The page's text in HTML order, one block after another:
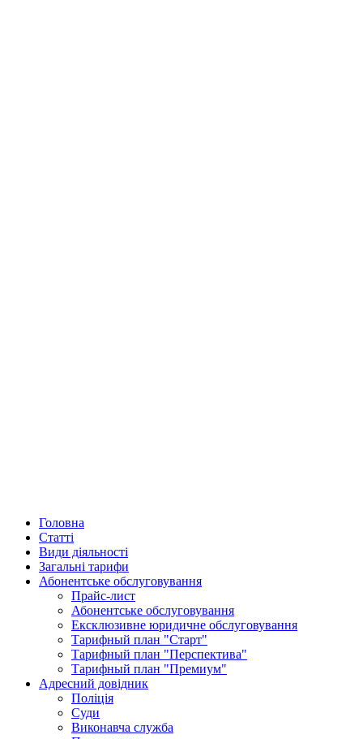
Головна
Статті
Види діяльності
Загальні тарифи
Абонентське обслуговування
Прайс-лист
Абонентське обслуговування
Ексклюзивне юридичне обслуговування
Тарифный план "Старт"
Тарифный план "Перспектива"
Тарифный план "Премиум"
Адресний довідник
Поліція
Суди
Виконавча служба